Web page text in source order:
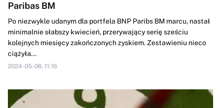
Paribas BM
Po niezwykle udanym dla portfela BNP Paribs BM marcu, nastał
minimalnie słabszy kwiecień, przerywający serię sześciu
kolejnych miesięcy zakończonych zyskiem. Zestawieniu nieco
ciążyła...
2024-05-06, 11:16